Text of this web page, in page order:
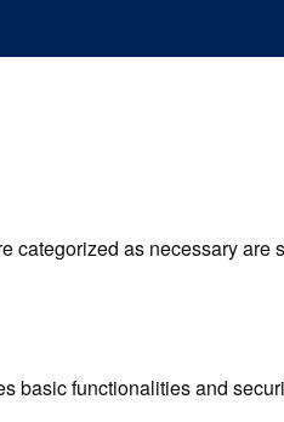
categorized as necessary are
basic functionalities and